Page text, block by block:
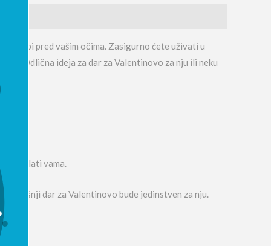
topi pred vašim očima. Zasigurno ćete uživati u
Odlična ideja za dar za Valentinovo za nju ili neku
poslati vama.
dar za Valentinovo bude jedinstven za nju.